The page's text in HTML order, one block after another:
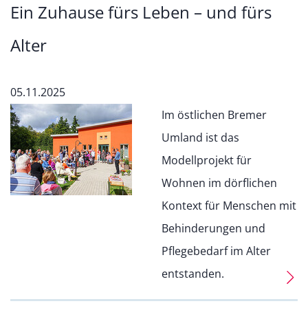
Ein Zuhause fürs Leben – und fürs
Alter
05.11.2025
Im östlichen Bremer
Umland ist das
Modellprojekt für
Wohnen im dörflichen
Kontext für Menschen mit
Behinderungen und
Pflegebedarf im Alter
entstanden.